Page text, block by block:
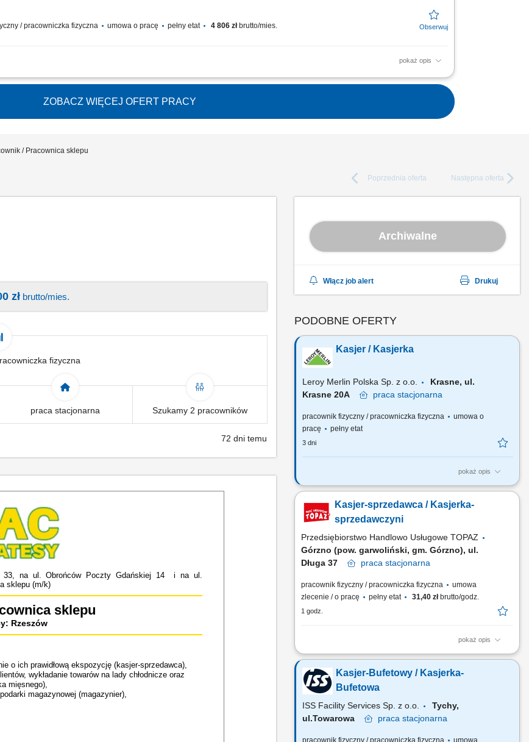
/ pracowniczka fizyczna umowa o pracę pełny etat 4 806 złbrutto/mies.
pokaż opis
obsługi Klientów zgodnie ze standardami sieci Topaz obsługa kasy fiskalnej dbałość o właściwą ekspozycję
ZOBACZ WIĘCEJ OFERT PRACY
/ Pracownica sklepu
Poprzednia oferta Następna oferta
zł brutto/mies.
fizyczna
praca stacjonarna Szukamy 2 pracowników
72 dni temu
33, na ul. Obrońców Poczty Gdańskiej 14 i na ul.
sklepu (m/k)
sklepu
Rzeszów
o ich prawidłową ekspozycję (kasjer-sprzedawca),
wykładanie towarów na lady chłodnicze oraz
mięsnego),
magazynowej (magazynier),
Archiwalne
Włącz job alert Drukuj
PODOBNE OFERTY
Kasjer / Kasjerka
Leroy Merlin Polska Sp. z o.o.
Krasne, ul.
Krasne 20A
praca stacjonarna
pracownik fizyczny / pracowniczka fizyczna
umowa o
pracę
pełny etat
3 dni
pokaż opis
Co będziesz robić? Twój start z Buddym: przez pierwsze 4
wsparciu opiekuna wdrożenia oraz zespołu. Obsługa klienta:
zadbasz o szybką i miłą obsługę przy kasie, finalizując
Kasjer-sprzedawca / Kasjerka-
sprzedawczyni
Przedsiębiorstwo Handlowo Usługowe TOPAZ
Górzno (pow. garwoliński, gm. Górzno), ul.
Długa 37
praca stacjonarna
pracownik fizyczny / pracowniczka fizyczna
umowa
zlecenie / o pracę
pełny etat 31,40 złbrutto/godz.
1 godz.
pokaż opis
Twoje główne zadania: zapewnienie profesjonalnej obsługi
fiskalnej dbałość o właściwą ekspozycję produktów
monitorowanie terminów przydatności do spożycia
Kasjer-Bufetowy / Kasjerka-
Bufetowa
ISS Facility Services Sp. z o.o.
Tychy,
ul.Towarowa
praca stacjonarna
pracownik fizyczny / pracowniczka fizyczna umowa